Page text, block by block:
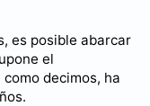
es posible abarcar
el
decimos, ha